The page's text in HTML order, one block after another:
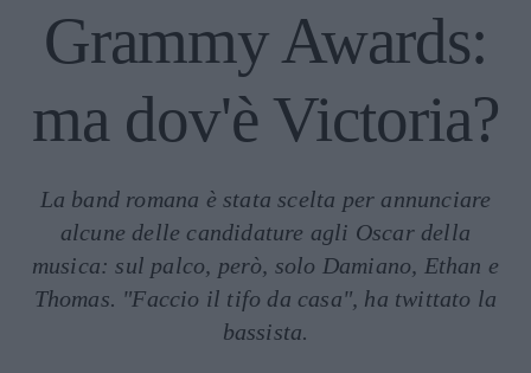
Grammy Awards:
ma dov'è Victoria?
La band romana è stata scelta per annunciare
alcune delle candidature agli Oscar della
musica: sul palco, però, solo Damiano, Ethan e
Thomas. "Faccio il tifo da casa", ha twittato la
bassista.